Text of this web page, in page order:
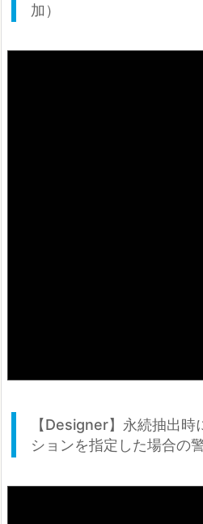
加）
【Designer】永続抽出時
ションを指定した場合の